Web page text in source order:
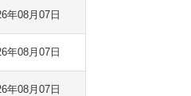
年08月07日
年08月07日
年08月07日